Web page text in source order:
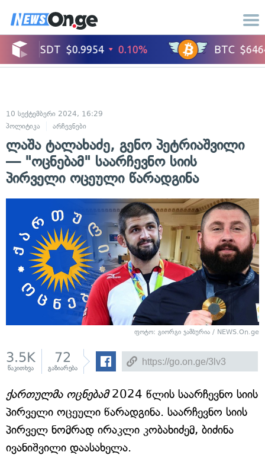
10 სექტემბერი 2024, 16:29
პოლიტიკა
არჩევნები
ლაშა ტალახაძე, გენო პეტრიაშვილი
— "ოცნებამ" საარჩევნო სიის
პირველი ოცეული წარადგინა
ფოტო: გიორგი ჯამბურია / NEWS.On.ge
3.5K
წაკითხვა
72
გაზიარება
ქართულმა ოცნებამ2024 წლის საარჩევნო სიის
პირველი ოცეული წარადგინა. საარჩევნო სიის
პირველ ნომრად ირაკლი კობახიძემ, ბიძინა
ივანიშვილი დაასახელა.